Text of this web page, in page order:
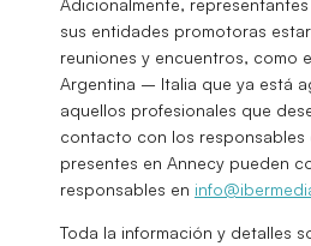
sus entidades promotoras
reuniones y encuentros, como
Argentina – Italia que ya está
aquellos profesionales que
contacto con los responsables
presentes en Annecy pueden
responsables en
Toda la información y detalles